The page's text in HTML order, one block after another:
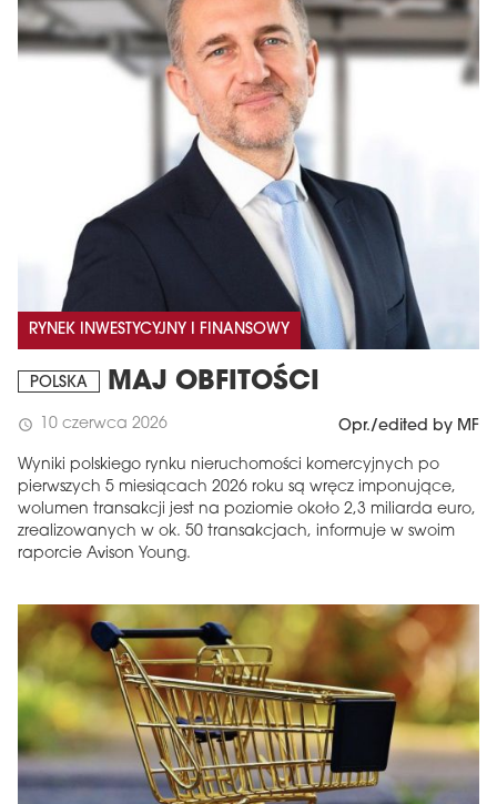
RYNEK INWESTYCYJNY I FINANSOWY
POLSKA MAJ OBFITOŚCI
schedule 10 czerwca 2026 Opr./edited by MF
Wyniki polskiego rynku nieruchomości komercyjnych po
pierwszych 5 miesiącach 2026 roku są wręcz imponujące,
wolumen transakcji jest na poziomie około 2,3 miliarda euro,
zrealizowanych w ok. 50 transakcjach, informuje w swoim
raporcie Avison Young.